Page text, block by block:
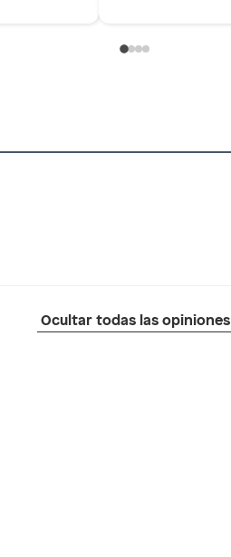
Ocultar todas las opiniones